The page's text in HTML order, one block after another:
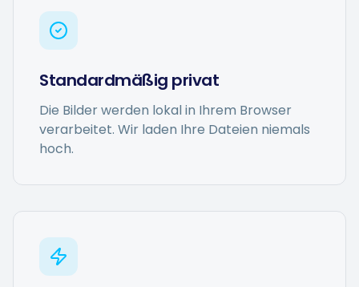
Standardmäßig privat
Die Bilder werden lokal in Ihrem Browser
verarbeitet. Wir laden Ihre Dateien niemals
hoch.